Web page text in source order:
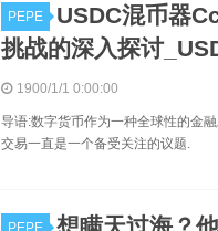
PEPE
USDC混币器
挑战的深入探讨
1900/1/1 0:00:00
导语:数字货币作为一种全球性的金
交易一直是一个备受关注的议题.
PEPE
想瞒天过海？